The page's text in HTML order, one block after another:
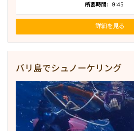
所要時間: 9:45
詳細を見る
バリ島でシュノーケリング